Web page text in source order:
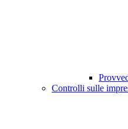
Controlli sulle